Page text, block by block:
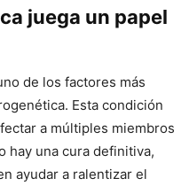
juega un papel
de los factores más
Esta condición
a múltiples miembros
hay una cura definitiva,
ayudar a ralentizar el